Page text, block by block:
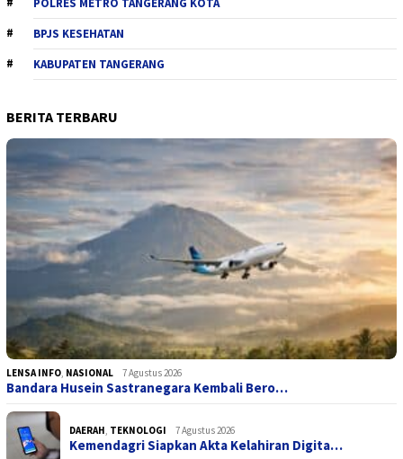
POLRES METRO TANGERANG KOTA
BPJS KESEHATAN
KABUPATEN TANGERANG
BERITA TERBARU
LENSA INFO, NASIONAL 7 Agustus 2026
Bandara Husein Sastranegara Kembali Bero…
DAERAH, TEKNOLOGI 7 Agustus 2026
Kemendagri Siapkan Akta Kelahiran Digita…